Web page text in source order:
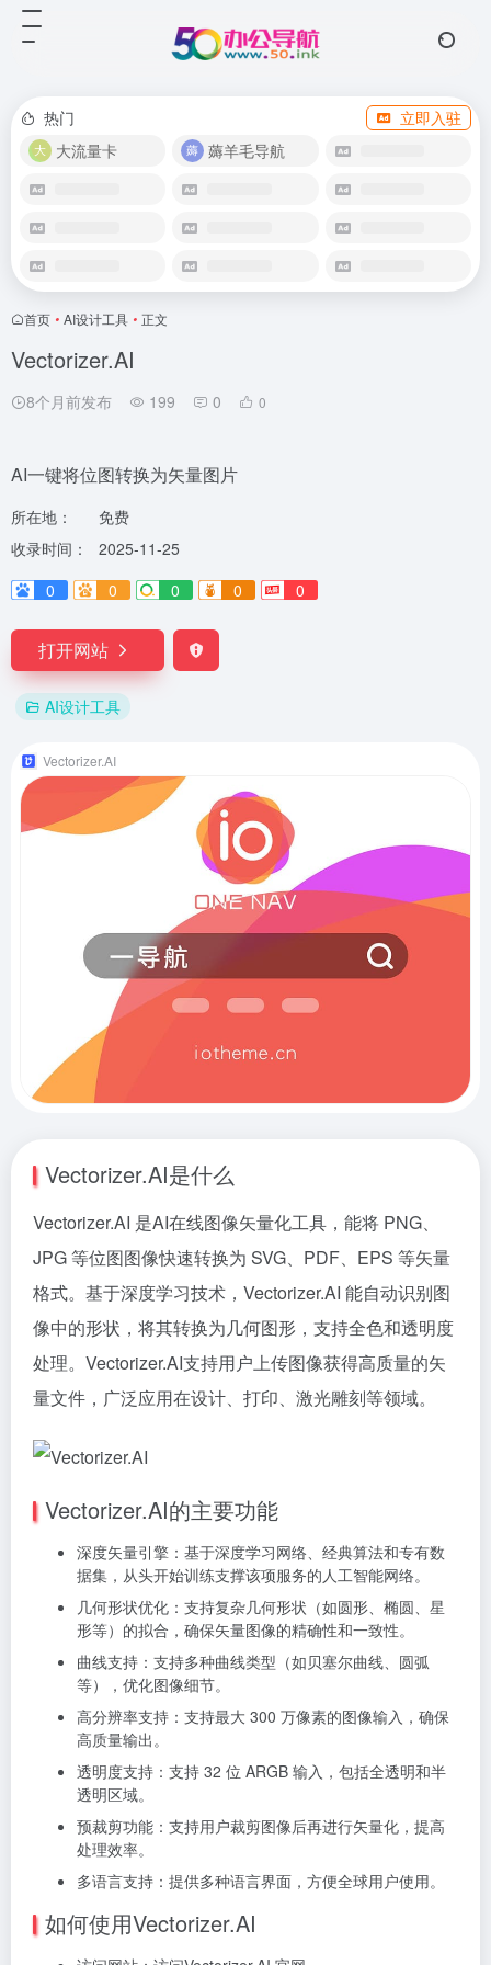
热门
立即入驻
大流量卡
薅羊毛导航
首页 • AI设计工具 • 正文
Vectorizer.AI
8个月前发布 199 0 0
AI一键将位图转换为矢量图片
所在地：
免费
收录时间：
2025-11-25
0
0 0 0 0
打开网站
AI设计工具
Vectorizer.AI
Vectorizer.AI是什么
Vectorizer.AI 是AI在线图像矢量化工具，能将 PNG、
JPG 等位图图像快速转换为 SVG、PDF、EPS 等矢量
格式。基于深度学习技术，Vectorizer.AI 能自动识别图
像中的形状，将其转换为几何图形，支持全色和透明度
处理。Vectorizer.AI支持用户上传图像获得高质量的矢
量文件，广泛应用在设计、打印、激光雕刻等领域。
Vectorizer.AI的主要功能
深度矢量引擎：基于深度学习网络、经典算法和专有数
据集，从头开始训练支撑该项服务的人工智能网络。
几何形状优化：支持复杂几何形状（如圆形、椭圆、星
形等）的拟合，确保矢量图像的精确性和一致性。
曲线支持：支持多种曲线类型（如贝塞尔曲线、圆弧
等），优化图像细节。
高分辨率支持：支持最大 300 万像素的图像输入，确保
高质量输出。
透明度支持：支持 32 位 ARGB 输入，包括全透明和半
透明区域。
预裁剪功能：支持用户裁剪图像后再进行矢量化，提高
处理效率。
多语言支持：提供多种语言界面，方便全球用户使用。
如何使用Vectorizer.AI